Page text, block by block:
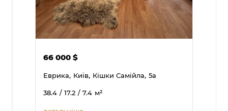
66 000$
Еврика, Київ, Кішки Самійла, 5а
38.4 / 17.2 / 7.4 м²